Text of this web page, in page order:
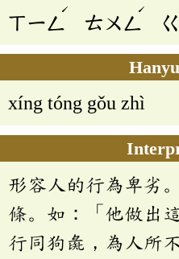
ㄒㄧㄥ
ˊ
ㄊㄨㄥ
ˊ
xíng tóng gǒu zhì
形容人的行為卑劣
條。如：「他做出
行同狗彘，為人所